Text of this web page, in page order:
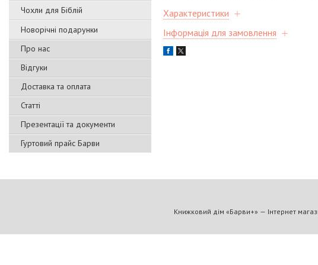
Чохли для Біблій
Новорічні подарунки
Про нас
Відгуки
Доставка та оплата
Статті
Презентації та документи
Гуртовий прайс Барви
Характеристики
Інформація для замовлення